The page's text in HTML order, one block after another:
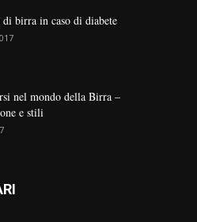
birra in caso di diabete
nel mondo della Birra –
e stili